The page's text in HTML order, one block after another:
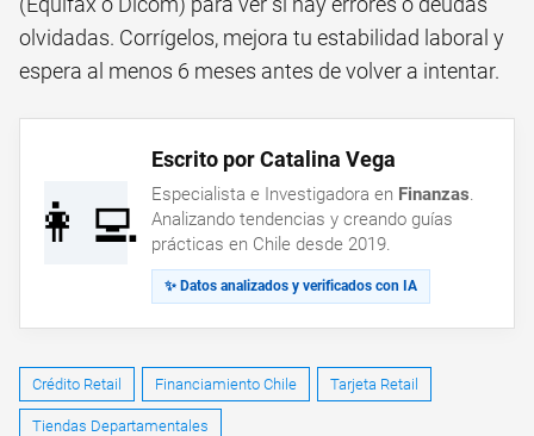
olvidadas. Corrígelos, mejora tu estabilidad laboral y
espera al menos 6 meses antes de volver a intentar.
👩‍💻
Escrito por Catalina Vega
Especialista e Investigadora en Finanzas.
Analizando tendencias y creando guías
prácticas en Chile desde 2019.
✨ Datos analizados y verificados con IA
Crédito Retail Financiamiento Chile Tarjeta Retail
Tiendas Departamentales